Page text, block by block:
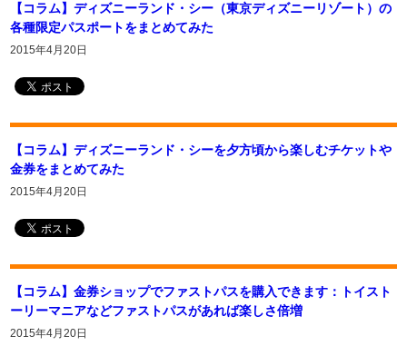
【コラム】ディズニーランド・シー（東京ディズニーリゾート）の
各種限定パスポートをまとめてみた
2015年4月20日
【コラム】ディズニーランド・シーを夕方頃から楽しむチケットや
金券をまとめてみた
2015年4月20日
【コラム】金券ショップでファストパスを購入できます：トイスト
ーリーマニアなどファストパスがあれば楽しさ倍増
2015年4月20日